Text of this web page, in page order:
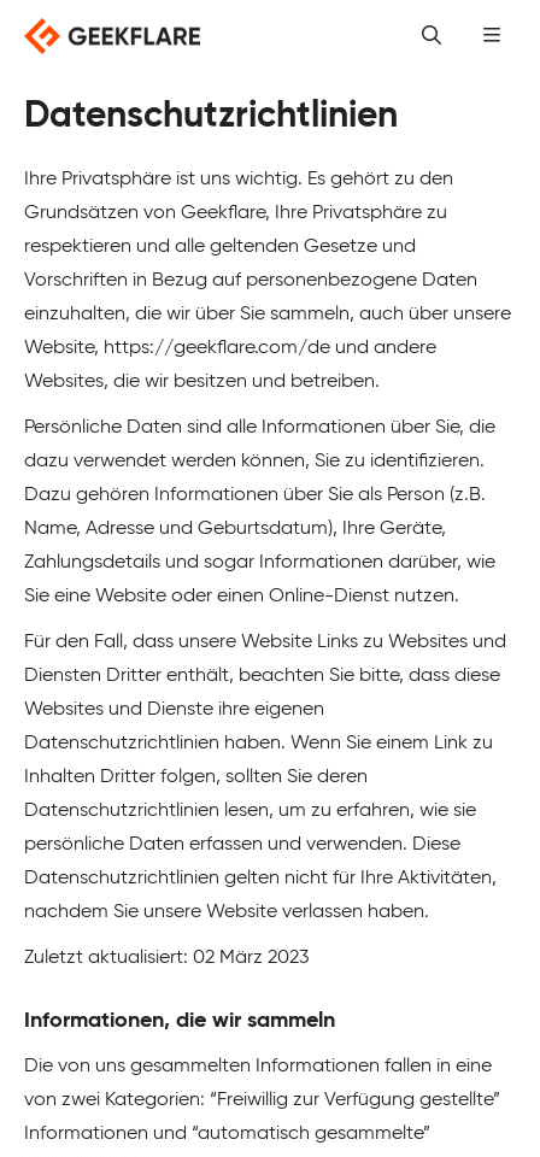
Skip
content
Datenschutzrichtlinien
Ihre Privatsphäre ist uns wichtig. Es gehört zu den
Grundsätzen von Geekflare, Ihre Privatsphäre zu
respektieren und alle geltenden Gesetze und
Vorschriften in Bezug auf personenbezogene Daten
einzuhalten, die wir über Sie sammeln, auch über unsere
Website, https://geekflare.com/de und andere
Websites, die wir besitzen und betreiben.
Persönliche Daten sind alle Informationen über Sie, die
dazu verwendet werden können, Sie zu identifizieren.
Dazu gehören Informationen über Sie als Person (z.B.
Name, Adresse und Geburtsdatum), Ihre Geräte,
Zahlungsdetails und sogar Informationen darüber, wie
Sie eine Website oder einen Online-Dienst nutzen.
Für den Fall, dass unsere Website Links zu Websites und
Diensten Dritter enthält, beachten Sie bitte, dass diese
Websites und Dienste ihre eigenen
Datenschutzrichtlinien haben. Wenn Sie einem Link zu
Inhalten Dritter folgen, sollten Sie deren
Datenschutzrichtlinien lesen, um zu erfahren, wie sie
persönliche Daten erfassen und verwenden. Diese
Datenschutzrichtlinien gelten nicht für Ihre Aktivitäten,
nachdem Sie unsere Website verlassen haben.
Zuletzt aktualisiert: 02 März 2023
Informationen, die wir sammeln
Die von uns gesammelten Informationen fallen in eine
von zwei Kategorien: “Freiwillig zur Verfügung gestellte”
Informationen und “automatisch gesammelte”